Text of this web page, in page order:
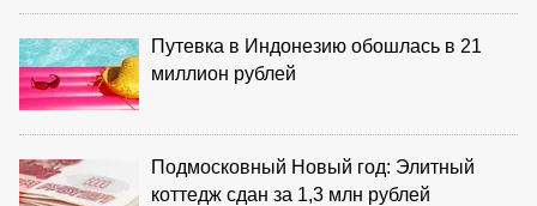
Путевка в Индонезию обошлась в 21
миллион рублей
Подмосковный Новый год: Элитный
коттедж сдан за 1,3 млн рублей